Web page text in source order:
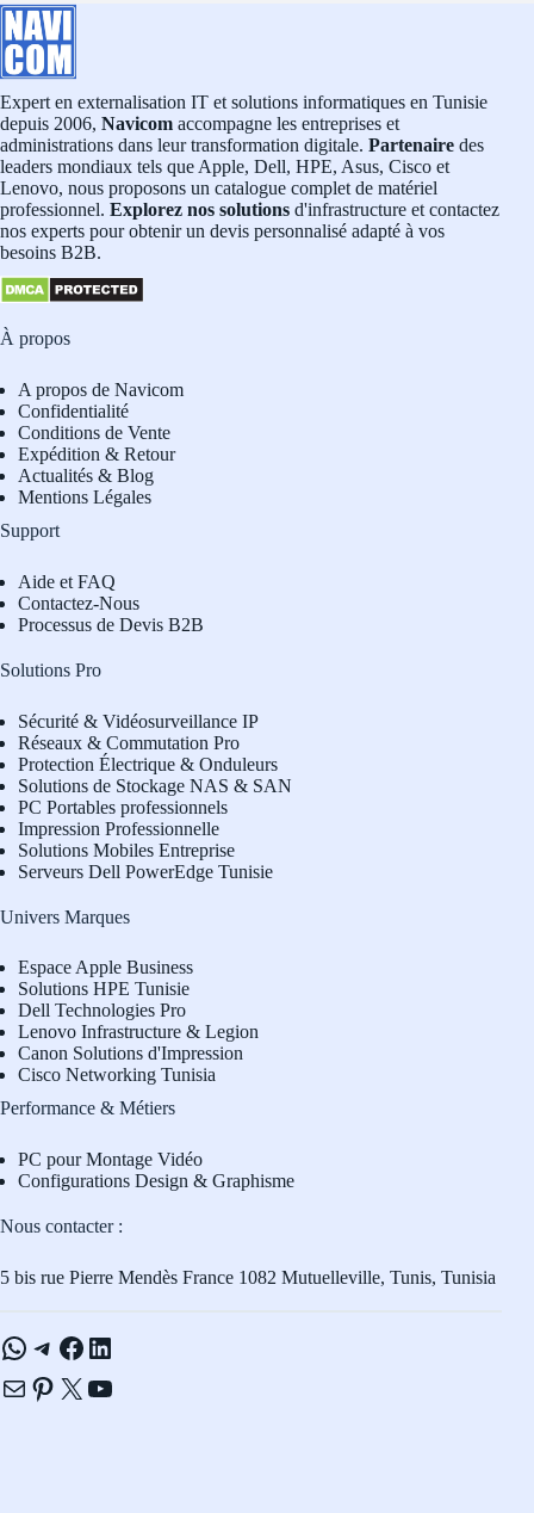
Expert en externalisation IT et solutions informatiques en Tunisie
depuis 2006, Navicom accompagne les entreprises et
administrations dans leur transformation digitale. Partenaire des
leaders mondiaux tels que Apple, Dell, HPE, Asus, Cisco et
Lenovo, nous proposons un catalogue complet de matériel
professionnel. Explorez nos solutions d'infrastructure et contactez
nos experts pour obtenir un devis personnalisé adapté à vos
besoins B2B.
À propos
A propos de Navicom
Confidentialité
Conditions de Vente
Expédition & Retour
Actualités & Blog
Mentions Légales
Support
Aide et FAQ
Contactez-Nous
Processus de Devis B2B
Solutions Pro
Sécurité & Vidéosurveillance IP
Réseaux & Commutation Pro
Protection Électrique & Onduleurs
Solutions de Stockage NAS & SAN
PC Portables professionnels
Impression Professionnelle
Solutions Mobiles Entreprise
Serveurs Dell PowerEdge Tunisie
Univers Marques
Espace Apple Business
Solutions HPE Tunisie
Dell Technologies Pro
Lenovo Infrastructure & Legion
Canon Solutions d'Impression
Cisco Networking Tunisia
Performance & Métiers
PC pour Montage Vidéo
Configurations Design & Graphisme
Nous contacter :
5 bis rue Pierre Mendès France 1082 Mutuelleville, Tunis, Tunisia
WhatsApp
Telegram
Facebook
LinkedIn
E-mailPinterest
X YouTube